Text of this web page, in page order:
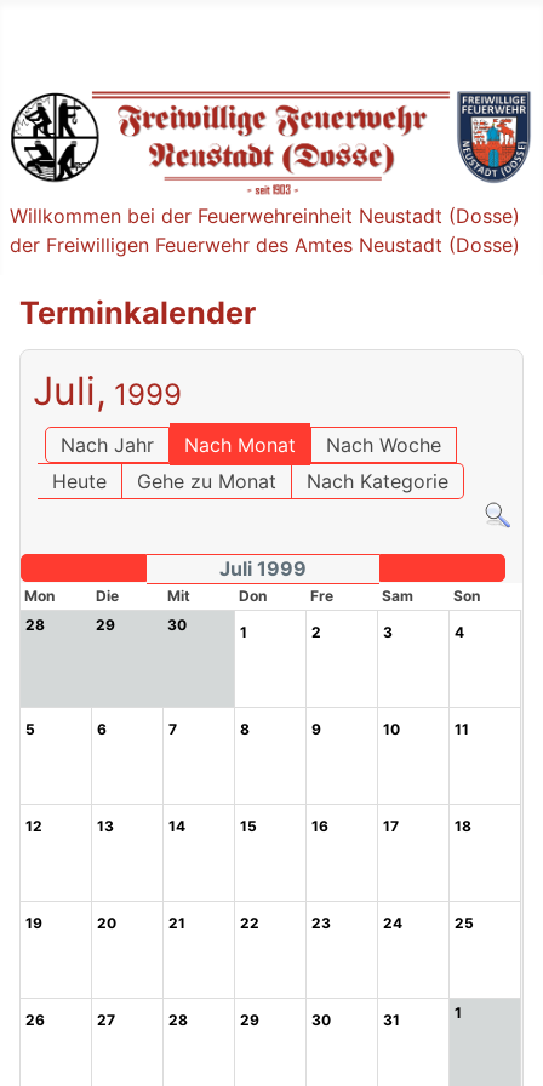
Willkommen bei der Feuerwehreinheit Neustadt (Dosse)
der Freiwilligen Feuerwehr des Amtes Neustadt (Dosse)
Terminkalender
Juli, 1999
Nach Jahr Nach Monat
Nach Woche
Heute
Gehe zu Monat Nach Kategorie
Juli 1999
Mon Die Mit Don Fre Sam
Son
28
29 30 1 2 3 4
5 6 7 8 9 10 11
12 13 14 15 16 17 18
19 20 21 22 23 24 25
26 27 28 29 30 31 1